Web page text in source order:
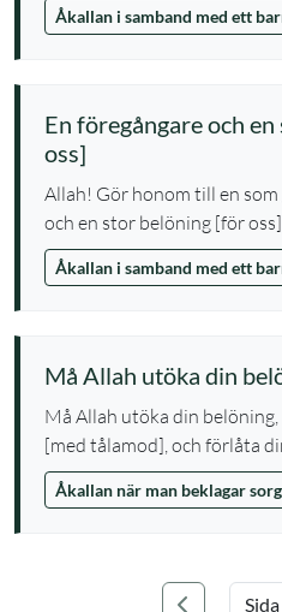
Åkallan i samband med ett
En föregångare och
oss]
Allah! Gör honom till en
och en stor belöning [för
Åkallan i samband med ett
Må Allah utöka din
Må Allah utöka din
[med tålamod], och förlåta
Åkallan när man beklagar